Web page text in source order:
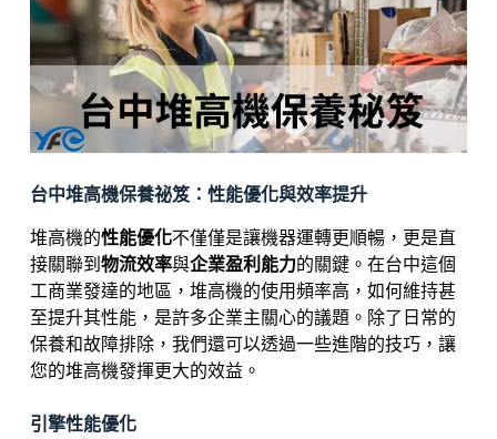
台中堆高機保養祕笈：性能優化與效率提升
堆高機的性能優化不僅僅是讓機器運轉更順暢，更是直
接關聯到 物流效率與企業盈利能力的關鍵。在台中這個
工商業發達的地區，堆高機的使用頻率高，如何維持甚
至提升其性能，是許多企業主關心的議題。除了日常的
保養和故障排除，我們還可以透過一些進階的技巧，讓
您的堆高機發揮更大的效益。
引擎性能優化